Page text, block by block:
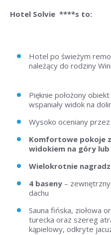
Hotel Solvie ****s to:
Hotel po świeżym
należący do rodziny
Pięknie położony
wspaniały widok na
Wysoko oceniany
Komfortowe pokoje
widokiem na góry
Wielokrotnie
4 baseny –
dachu
Sauna fińska, ziołowa
turecka oraz szereg
kąpielowy, odkryte